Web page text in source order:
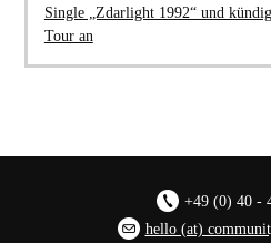
Single „Zdarlight 1992“ und
Tour an
+49 (0) 40 -
hello (at)